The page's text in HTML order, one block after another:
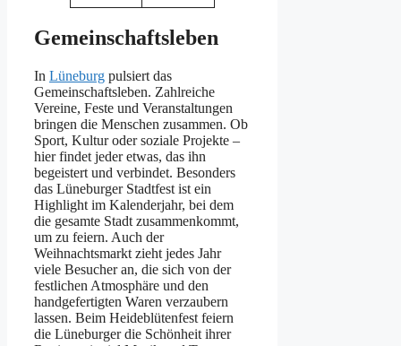
Gemeinschaftsleben
In Lüneburg pulsiert das
Gemeinschaftsleben. Zahlreiche
Vereine, Feste und Veranstaltungen
bringen die Menschen zusammen. Ob
Sport, Kultur oder soziale Projekte –
hier findet jeder etwas, das ihn
begeistert und verbindet. Besonders
das Lüneburger Stadtfest ist ein
Highlight im Kalenderjahr, bei dem
die gesamte Stadt zusammenkommt,
um zu feiern. Auch der
Weihnachtsmarkt zieht jedes Jahr
viele Besucher an, die sich von der
festlichen Atmosphäre und den
handgefertigten Waren verzaubern
lassen. Beim Heideblütenfest feiern
die Lüneburger die Schönheit ihrer